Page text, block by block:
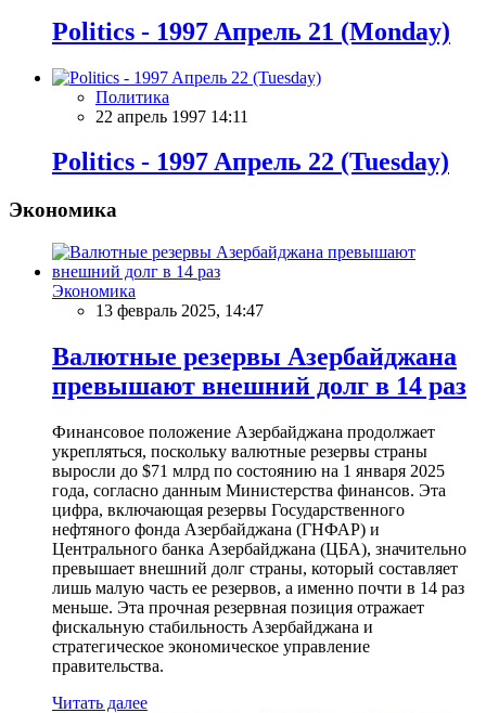
Politics - 1997 Aпрель 21 (Monday)
Политика
22 апрель 1997 14:11
Politics - 1997 Aпрель 22 (Tuesday)
Экономика
Экономика
13 февраль 2025, 14:47
Валютные резервы Азербайджана
превышают внешний долг в 14 раз
Финансовое положение Азербайджана продолжает
укрепляться, поскольку валютные резервы страны
выросли до $71 млрд по состоянию на 1 января 2025
года, согласно данным Министерства финансов. Эта
цифра, включающая резервы Государственного
нефтяного фонда Азербайджана (ГНФАР) и
Центрального банка Азербайджана (ЦБА), значительно
превышает внешний долг страны, который составляет
лишь малую часть ее резервов, а именно почти в 14 раз
меньше. Эта прочная резервная позиция отражает
фискальную стабильность Азербайджана и
стратегическое экономическое управление
правительства.
Читать далее